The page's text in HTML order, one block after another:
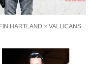
HARTLAND × VALLICANS